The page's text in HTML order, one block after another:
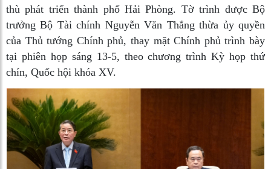
thù phát triển thành phố Hải Phòng. Tờ trình được Bộ
trưởng Bộ Tài chính Nguyễn Văn Thắng thừa ủy quyền
của Thủ tướng Chính phủ, thay mặt Chính phủ trình bày
tại phiên họp sáng 13-5, theo chương trình Kỳ họp thứ
chín, Quốc hội khóa XV.